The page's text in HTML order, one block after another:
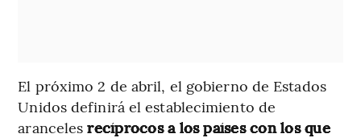
El próximo 2 de abril, el gobierno de Estados
Unidos definirá el establecimiento de
arancelesrecíprocos a los países con los que